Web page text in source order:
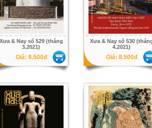
Xưa & Nay số 529 (tháng
3.2021)
Giá: 8.500đ
Xưa & Nay số 530
4.2021)
Giá: 8.500đ